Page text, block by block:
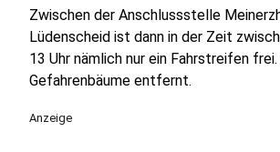
Zwischen der Anschlussstelle
Lüdenscheid ist dann in der Zeit
13 Uhr nämlich nur ein Fahrstreifen
Gefahrenbäume entfernt.
Anzeige